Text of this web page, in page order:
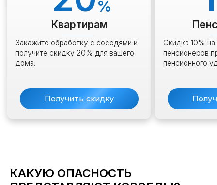
КАКУЮ ОПАСНОСТЬ